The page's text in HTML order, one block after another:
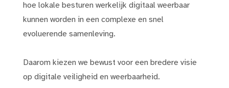
hoe lokale besturen werkelijk digitaal weerbaar
kunnen worden in een complexe en snel
evoluerende samenleving.
Daarom kiezen we bewust voor een bredere visie
op digitale veiligheid en weerbaarheid.